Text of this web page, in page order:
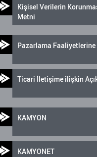
Kişisel Verilerin
Metni
Pazarlama Faaliyetlerine
Ticari İletişime ilişkin
KAMYON
KAMYONET